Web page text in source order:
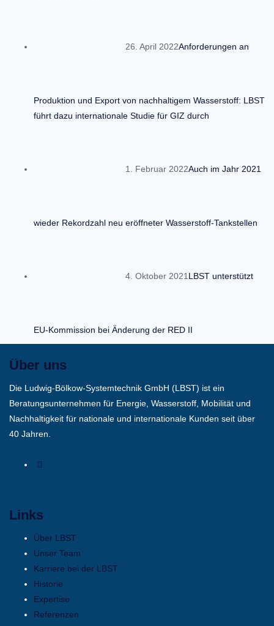
26. April 2022Anforderungen an
Produktion und Export von nachhaltigem Wasserstoff: LBST
führt dazu internationale Studie für GIZ durch
1. Februar 2022Auch im Jahr 2021
wieder Rekordzahl neu eröffneter Wasserstoff-Tankstellen
4. Oktober 2021 LBST unterstützt
EU-Kommission bei Änderung der RED II
Über uns
Die Ludwig-Bölkow-Systemtechnik GmbH (LBST) ist ein
Beratungsunternehmen für Energie, Wasserstoff, Mobilität und
Nachhaltigkeit für nationale und internationale Kunden seit über
40 Jahren.
Links
Über LBST
Unser Team
Karriere bei der LBST
Historie
Expertise
Referenzen